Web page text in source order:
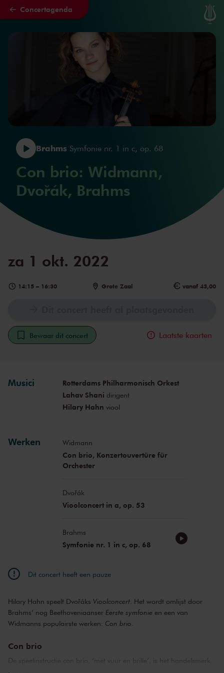
Naar hoofdcontent
Concertagenda
Brahms Symfonie nr. 1 in c, op. 68
Con brio: Widmann,
Dvořák, Brahms
za 1 okt. 2022
14:15 – 16:30 Grote Zaal vanaf 43,00
Bewaar dit concert Laatste kaarten
Musici
Rotterdams Philharmonisch Orkest
Lahav Shani dirigent
Hilary Hahn viool
Werken Widmann
Con brio, Konzertouvertüre für
Orchester
Dvořák
Vioolconcert in a, op. 53
Brahms
Symfonie nr. 1 in c, op. 68
Dit concert heeft een pauze
Hilary Hahn speelt Dvořáks Vioolconcert . Het wordt omlijst door
Brahms’ nog Beethoveniaanser Eerste symfonie en een van
Widmanns populairste werken: Con brio
Con brio
De speelinstructie con brio, ‘met vuur en brille’, is het handelsmerk